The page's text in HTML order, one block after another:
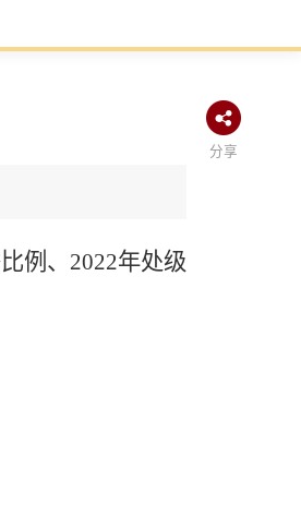
分享
例、2022年处级